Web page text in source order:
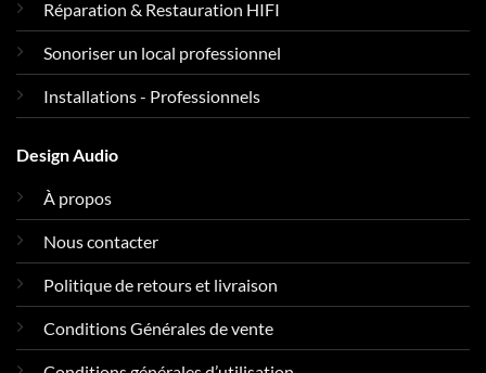
Réparation & Restauration HIFI
Sonoriser un local professionnel
Installations - Professionnels
Design Audio
À propos
Nous contacter
Politique de retours et livraison
Conditions Générales de vente